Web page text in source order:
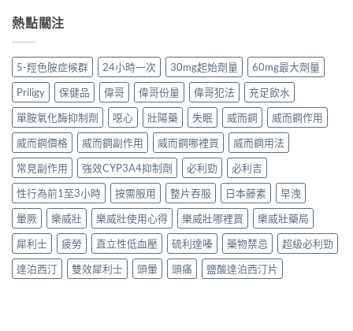
熱點關注
5-羥色胺症候群 24小時一次 30mg起始劑量
60mg最大劑量
Priligy
保健品 偉哥 偉哥份量 偉哥犯法
充足飲水
單胺氧化酶抑制劑
噁心 壯陽藥 失眠 威而鋼
威而鋼作用
威而鋼價格
威而鋼副作用 威而鋼哪裡買
威而鋼用法
常見副作用
強效CYP3A4抑制劑 必利勁
必利吉
性行為前1至3小時
按需服用 整片吞服 日本藤素
早洩
暈厥
樂威壯 樂威壯使用心得 樂威壯哪裡買
樂威壯藥局
犀利士
疲勞 直立性低血壓 硫利達嗪 藥物禁忌
超級必利勁
達泊西汀
雙效犀利士 頭暈 頭痛 鹽酸達泊西汀片